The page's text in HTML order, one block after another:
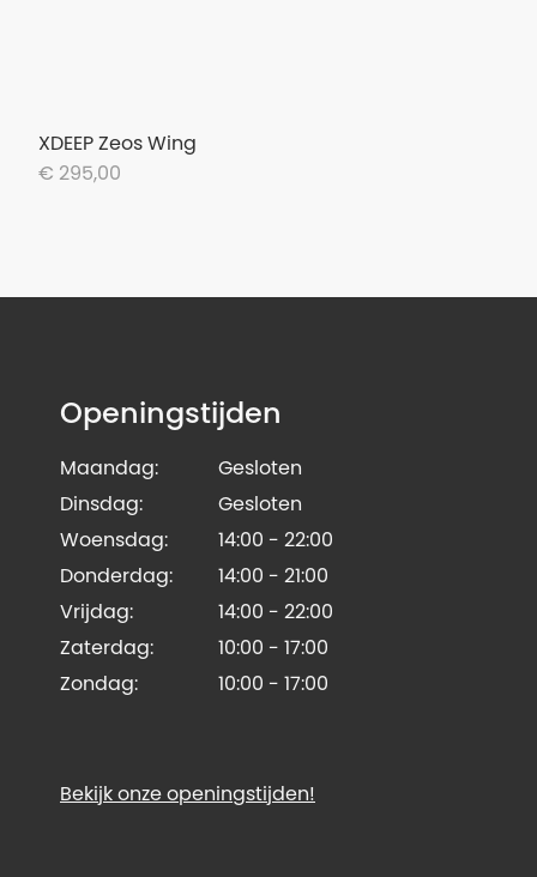
XDEEP Zeos Wing
€ 295,00
Openingstijden
Maandag:
Gesloten
Dinsdag:
Gesloten
Woensdag:
14:00 - 22:00
Donderdag:
14:00 - 21:00
Vrijdag:
14:00 - 22:00
Zaterdag:
10:00 - 17:00
Zondag:
10:00 - 17:00
Bekijk onze openingstijden!